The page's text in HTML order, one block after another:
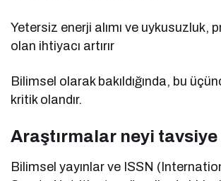
Yetersiz enerji alımı ve uykusuzluk,
olan ihtiyacı artırır
Bilimsel olarak bakıldığında, bu
kritik olandır.
Araştırmalar neyi
Bilimsel yayınlar ve ISSN